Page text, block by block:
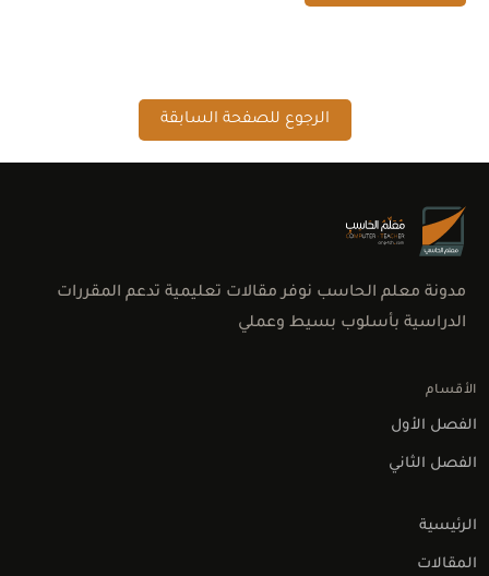
الرجوع للصفحة السابقة
مدونة معلم الحاسب نوفر مقالات تعليمية تدعم المقررات
الدراسية بأسلوب بسيط وعملي
الأقسام
الفصل الأول
الفصل الثاني
الرئيسية
المقالات